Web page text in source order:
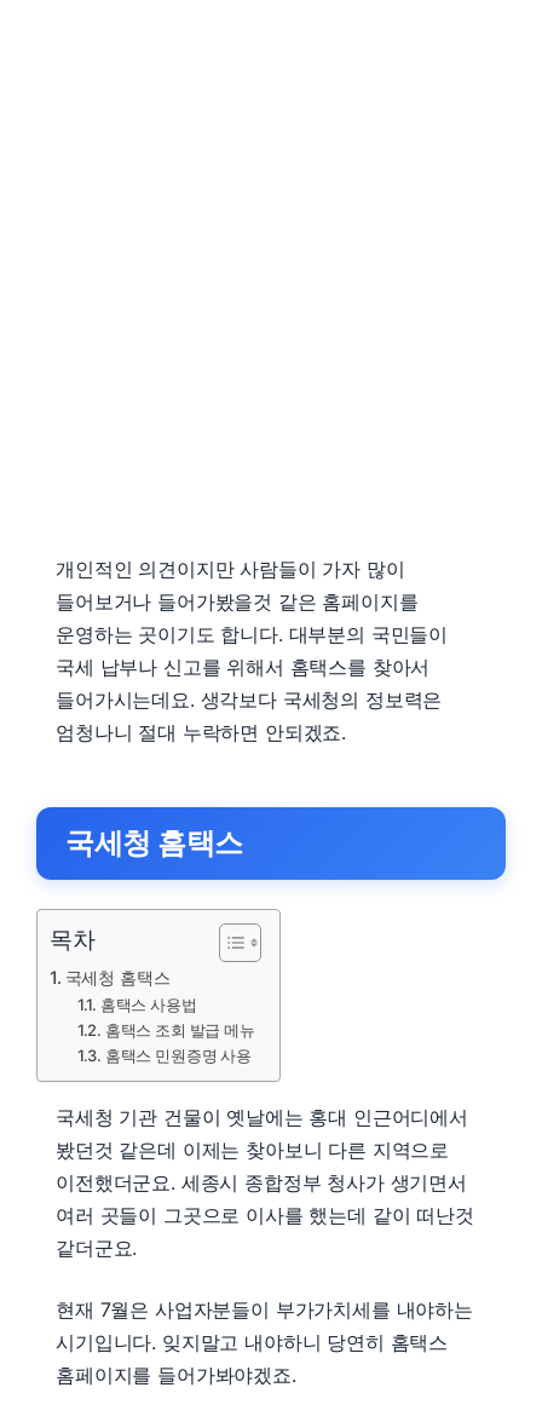
개인적인 의견이지만 사람들이 가자 많이
들어보거나 들어가봤을것 같은 홈페이지를
운영하는 곳이기도 합니다. 대부분의 국민들이
국세 납부나 신고를 위해서 홈택스를 찾아서
들어가시는데요. 생각보다 국세청의 정보력은
엄청나니 절대 누락하면 안되겠죠.
국세청 홈택스
목차
국세청 홈택스
홈택스 사용법
홈택스 조회 발급 메뉴
홈택스 민원증명 사용
국세청 기관 건물이 옛날에는 홍대 인근어디에서
봤던것 같은데 이제는 찾아보니 다른 지역으로
이전했더군요. 세종시 종합정부 청사가 생기면서
여러 곳들이 그곳으로 이사를 했는데 같이 떠난것
같더군요.
현재 7월은 사업자분들이 부가가치세를 내야하는
시기입니다. 잊지말고 내야하니 당연히 홈택스
홈페이지를 들어가봐야겠죠.